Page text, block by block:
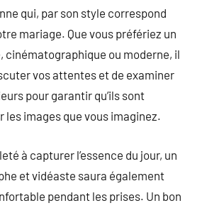
qui, par son style correspond
mariage. Que vous préfériez un
cinématographique ou moderne, il
vos attentes et de examiner
pour garantir qu’ils sont
les images que vous imaginez.
à capturer l’essence du jour, un
et vidéaste saura également
pendant les prises. Un bon